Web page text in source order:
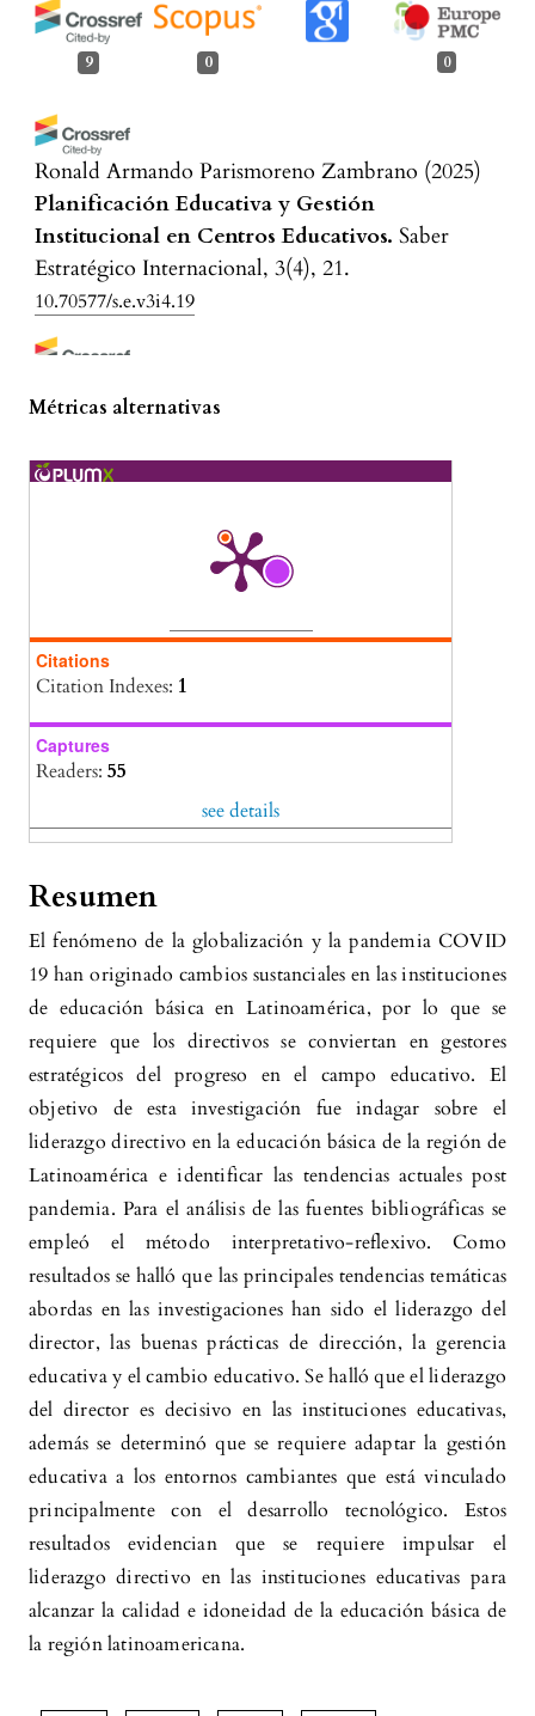
9 0 0
Ronald Armando Parismoreno Zambrano (2025)
Planificación Educativa y Gestión
Institucional en Centros Educativos. Saber
Estratégico Internacional, 3(4), 21.
10.70577/s.e.v3i4.19
Eduin Meriño Manjarres, Melissa Martelo De Oro
SEGUIMIENTO PEDAGÓGICO A LA
CALIDAD DE LA LECTURAEN
CONTEXTOS RURALES: DESAFÍOS,
POLÍTICAS Y CAMINOS HACIA LA
MEJORA EDUCATIVA. DIALÉCTICA, 1(27).
Solís, Fiorella Rocío Valero-Palomino
Liderazgo directivo en la educación básica de
la región latinoamericana.
10.37073/puriq.4.325
Rosa Yris Rodríguez Pérez (2026)
Acompañamiento pedagógico híbrido para la
resiliencia escolar en crisis: revisión
sistemática en República Dominicana. Revista
Interdisciplinaria de Ciencias de la Educación,
Salud y Sociología (RICESO), 1(2), 251.
10.66136/5215a413
Florentina Villanueva Soplin (2023)
Trabajo colegiado para optimizar la
planificación curricular según los intereses de
los estudiantes en una i.e. de nivel primaria,
Chachapoyas. Sciencevolution, 3(7), 14.
10.61325/ser.v3i7.64
Florentina Villanueva Soplin (2023)
Calidad educativa frente a la gestión
pedagógica en una institución educativa de
educación primaria, Chachapoyas.
Sciencevolution, 3(7), 9.
10.61325/ser.v3i7.63
Métricas alternativas
Citations
Citation Indexes: 1
Captures
Readers: 55
see details
Resumen
El fenómeno de la globalización y la pandemia COVID
19 han originado cambios sustanciales en las instituciones
de educación básica en Latinoamérica, por lo que se
requiere que los directivos se conviertan en gestores
estratégicos del progreso en el campo educativo. El
objetivo de esta investigación fue indagar sobre el
liderazgo directivo en la educación básica de la región de
Latinoamérica e identificar las tendencias actuales post
pandemia. Para el análisis de las fuentes bibliográficas se
empleó el método interpretativo-reflexivo. Como
resultados se halló que las principales tendencias temáticas
abordas en las investigaciones han sido el liderazgo del
director, las buenas prácticas de dirección, la gerencia
educativa y el cambio educativo. Se halló que el liderazgo
del director es decisivo en las instituciones educativas,
además se determinó que se requiere adaptar la gestión
educativa a los entornos cambiantes que está vinculado
principalmente con el desarrollo tecnológico. Estos
resultados evidencian que se requiere impulsar el
liderazgo directivo en las instituciones educativas para
alcanzar la calidad e idoneidad de la educación básica de
la región latinoamericana.